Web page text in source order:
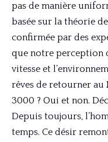
pas de manière
basée sur la théorie
confirmée par des
que notre perception
vitesse et
rêves de retourner au
3000 ? Oui et non.
Depuis toujours,
temps. Ce désir